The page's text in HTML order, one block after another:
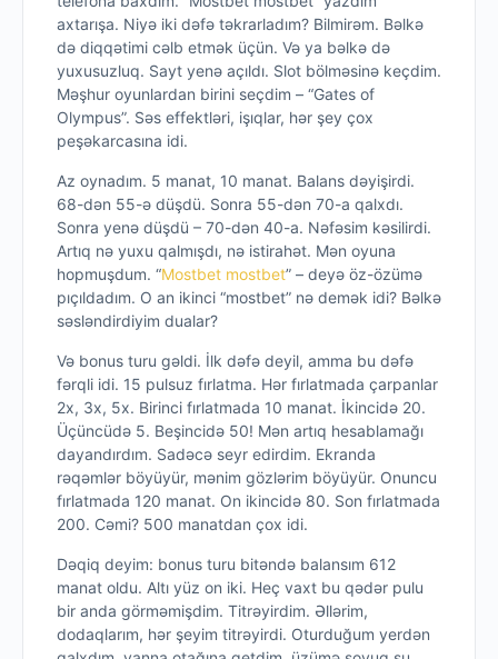
axtarışa. Niyə iki dəfə təkrarladım? Bilmirəm. Bəlkə
də diqqətimi cəlb etmək üçün. Və ya bəlkə də
yuxusuzluq. Sayt yenə açıldı. Slot bölməsinə keçdim.
Məşhur oyunlardan birini seçdim – “Gates of
Olympus”. Səs effektləri, işıqlar, hər şey çox
peşəkarcasına idi.
Az oynadım. 5 manat, 10 manat. Balans dəyişirdi.
68-dən 55-ə düşdü. Sonra 55-dən 70-a qalxdı.
Sonra yenə düşdü – 70-dən 40-a. Nəfəsim kəsilirdi.
Artıq nə yuxu qalmışdı, nə istirahət. Mən oyuna
hopmuşdum. “Mostbet mostbet” – deyə öz-özümə
pıçıldadım. O an ikinci “mostbet” nə demək idi? Bəlkə
səsləndirdiyim dualar?
Və bonus turu gəldi. İlk dəfə deyil, amma bu dəfə
fərqli idi. 15 pulsuz fırlatma. Hər fırlatmada çarpanlar
2x, 3x, 5x. Birinci fırlatmada 10 manat. İkincidə 20.
Üçüncüdə 5. Beşincidə 50! Mən artıq hesablamağı
dayandırdım. Sadəcə seyr edirdim. Ekranda
rəqəmlər böyüyür, mənim gözlərim böyüyür. Onuncu
fırlatmada 120 manat. On ikincidə 80. Son fırlatmada
200. Cəmi? 500 manatdan çox idi.
Dəqiq deyim: bonus turu bitəndə balansım 612
manat oldu. Altı yüz on iki. Heç vaxt bu qədər pulu
bir anda görməmişdim. Titrəyirdim. Əllərim,
dodaqlarım, hər şeyim titrəyirdi. Oturduğum yerdən